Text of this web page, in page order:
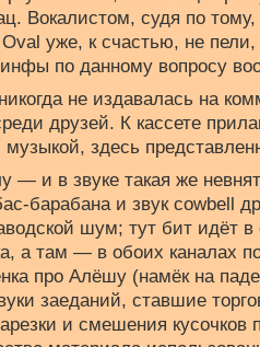
Вокалистом, судя по
Oval уже, к счастью, не
по данному вопросу
не издавалась на
друзей. К кассете
здесь
— и в звуке такая же
барабана и звук cowbell
шум; тут бит идёт
а там — в обоих каналах
про Алёшу (намёк на
заеданий, ставшие
и смешения кусочков